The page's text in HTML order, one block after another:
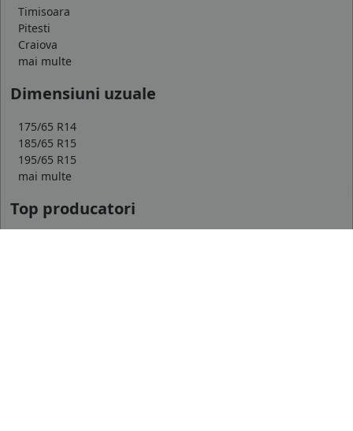
Timisoara
Pitesti
Craiova
mai multe
Dimensiuni uzuale
175/65 R14
185/65 R15
195/65 R15
mai multe
Top producatori